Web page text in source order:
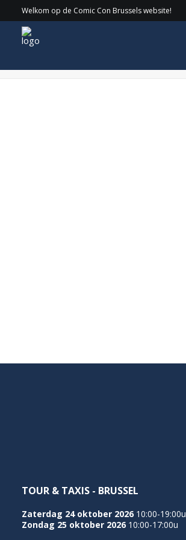
Welkom op de Comic Con Brussels website!
photo-sat
TOUR & TAXIS - BRUSSEL
Zaterdag 24 oktober 2026 10:00-19:00u
Zondag 25 oktober 2026 10:00-17:00u